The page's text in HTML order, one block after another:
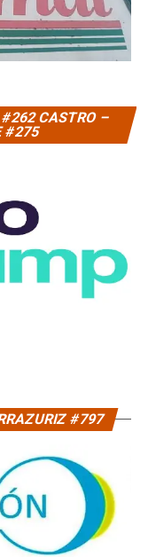
#262 CASTRO –
#275
#797